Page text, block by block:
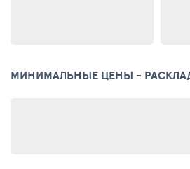
МИНИМАЛЬНЫЕ ЦЕНЫ -